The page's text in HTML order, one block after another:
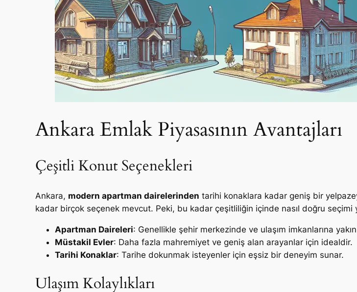
Ankara Emlak Piyasasının Avantajları
Çeşitli Konut Seçenekleri
Ankara, modern apartman dairelerinden tarihi konaklara kadar geniş bir
kadar birçok seçenek mevcut. Peki, bu kadar çeşitliliğin içinde nasıl doğru seçimi
Apartman Daireleri: Genellikle şehir merkezinde ve ulaşım imkanlarına
Müstakil Evler: Daha fazla mahremiyet ve geniş alan arayanlar için idealdir.
Tarihi Konaklar: Tarihe dokunmak isteyenler için eşsiz bir deneyim sunar.
Ulaşım Kolaylıkları